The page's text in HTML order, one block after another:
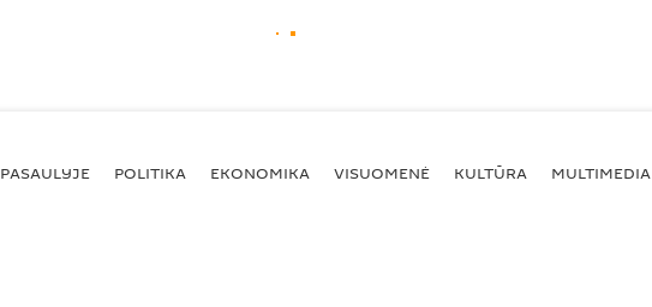
PASAULYJE POLITIKA EKONOMIKA VISUOMENĖ KULTŪRA MULTIMEDIA